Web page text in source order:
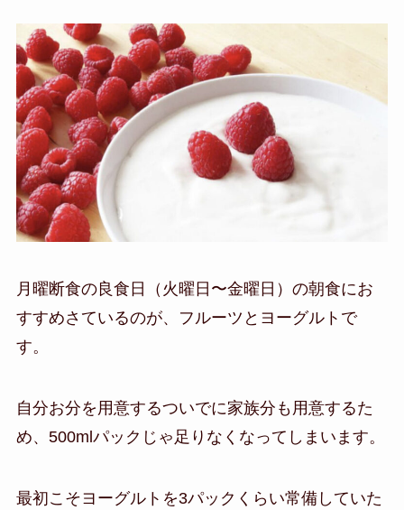
月曜断食の良食日（火曜日〜金曜日）の朝食にお
すすめさているのが、フルーツとヨーグルトで
す。
自分お分を用意するついでに家族分も用意するた
め、500mlパックじゃ足りなくなってしまいます。
最初こそヨーグルトを3パックくらい常備していた